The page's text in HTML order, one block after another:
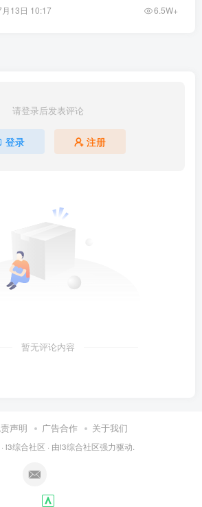
月13日 10:17 6.5W+
请登录后发表评论
登录 注册
暂无评论内容
声明 广告合作 关于我们
i3综合社区 · 由i3综合社区强力驱动.